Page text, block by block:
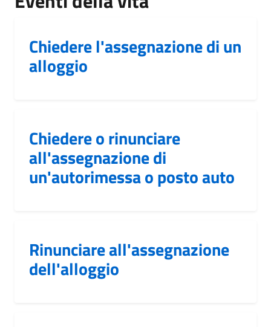
Chiedere l'assegnazione di un
alloggio
Chiedere o rinunciare
all'assegnazione di
un'autorimessa o posto auto
Rinunciare all'assegnazione
dell'alloggio